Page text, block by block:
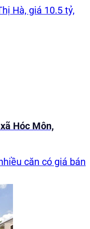
Hà, giá 10.5 tỷ,
Hóc Môn,
căn có giá bán